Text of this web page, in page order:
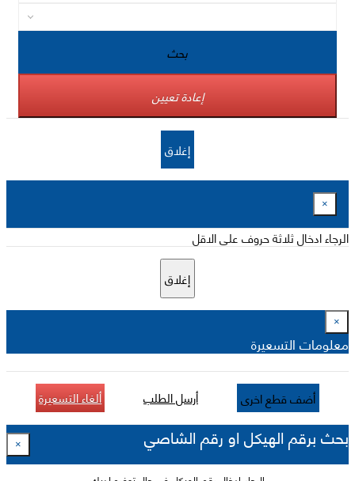
بحث
إعادة تعيين
إغلاق
×
الرجاء ادخال ثلاثة حروف على الاقل
إغلاق
×
معلومات التسعيرة
أضف قطع اخرى أرسل الطلب ألغاء التسعيرة
بحث برقم الهيكل او رقم الشاصي ×